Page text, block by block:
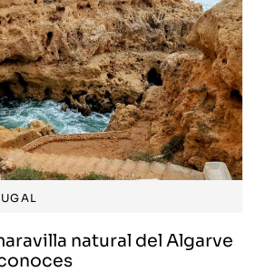
natural del Algarve